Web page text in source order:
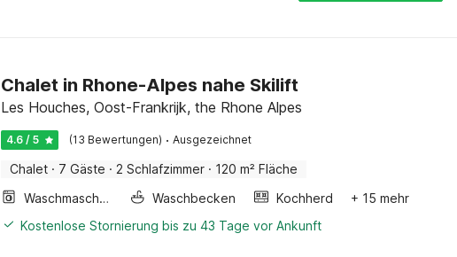
Chalet in Rhone-Alpes nahe Skilift
Les Houches, Oost-Frankrijk, the Rhone Alpes
4.6 / 5 (13 Bewertungen) · Ausgezeichnet
Chalet · 7 Gäste · 2 Schlafzimmer · 120 m² Fläche
Waschmaschine
Waschbecken Kochherd
+ 15 mehr
Kostenlose Stornierung bis zu 43 Tage vor Ankunft